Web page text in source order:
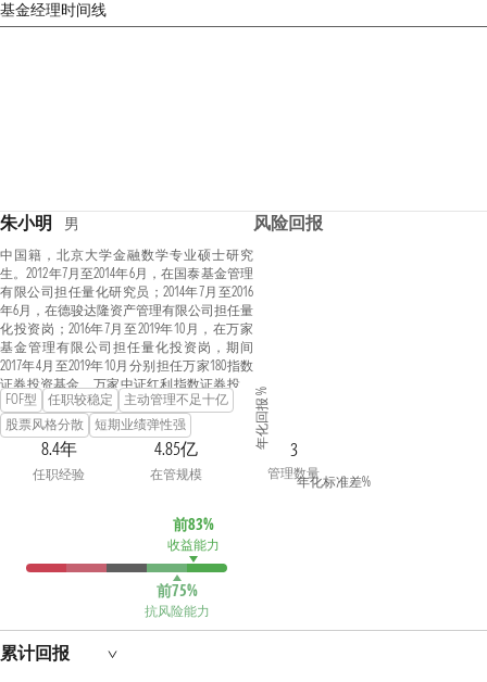
基金经理时间线
朱小明 男
中国籍，北京大学金融数学专业硕士研究
生。2012年7月至2014年6月，在国泰基金管理
有限公司担任量化研究员；2014年7月至2016
年6月，在德骏达隆资产管理有限公司担任量
化投资岗；2016年7月至2019年10月，在万家
基金管理有限公司担任量化投资岗，期间
2017年4月至2019年10月分别担任万家180指数
证券投资基金、万家中证红利指数证券投资
基金（LOF）、万家上证50交易型开放式指数
证券投资基金的基金经理。2019年10月加入
兴业基金管理有限公司，现任基金经理。
FOF型 任职较稳定
主动管理不足十亿
股票风格分散
短期业绩弹性强
8.4年
任职经验
4.85亿
在管规模
3
管理数量
前83%
收益能力
前75%
抗风险能力
风险回报
年化回报 %
年化标准差%
累计回报